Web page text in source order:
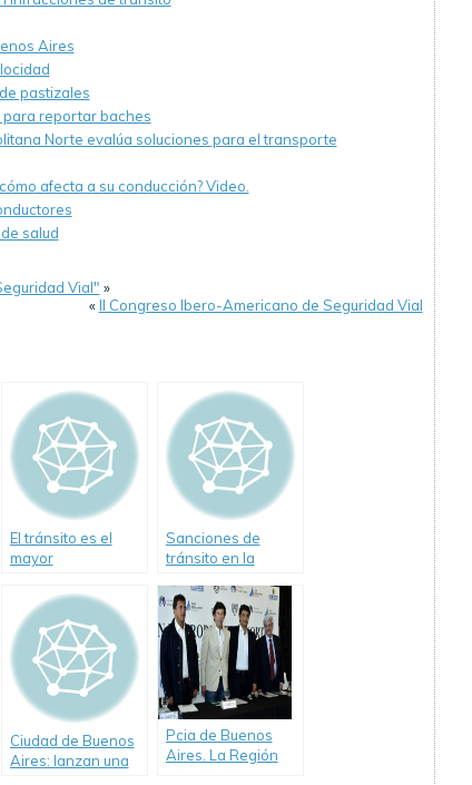
Aires
pastizales
para reportar baches
Norte evalúa soluciones para el transporte
afecta a su conducción? Video.
salud
Vial" »
«II Congreso Ibero-Americano de Seguridad Vial
El tránsito es el
mayor
Sanciones de
tránsito en la
Aires
Ciudad de Buenos
Aires: lanzan una
Pcia de Buenos
Aires. La Región